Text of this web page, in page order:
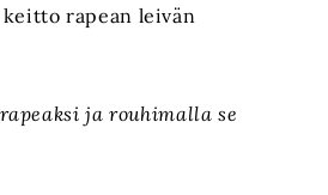
rapean leivän
ja rouhimalla se